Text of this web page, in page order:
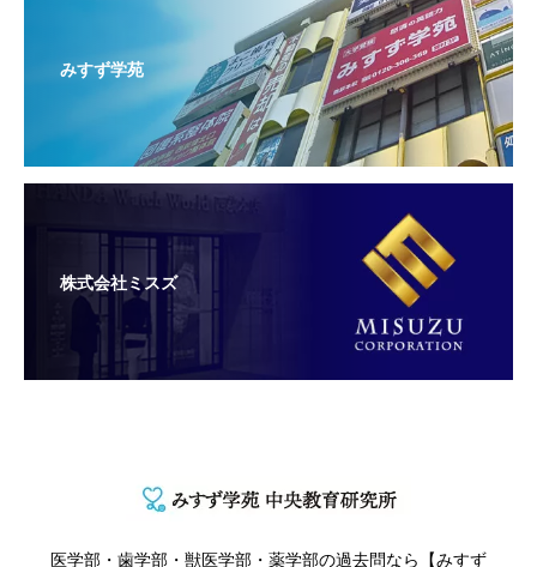
みすず学苑
株式会社ミスズ
医学部・歯学部・獣医学部・薬学部の過去問なら【みすず